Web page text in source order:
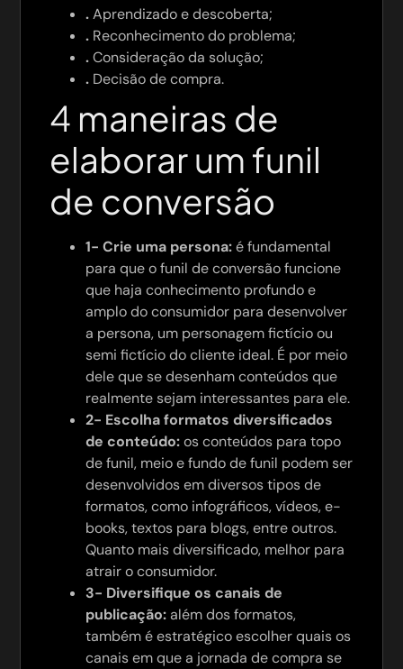
.Aprendizado e descoberta;
. Reconhecimento do problema;
.Consideração da solução;
. Decisão de compra.
4 maneiras de
elaborar um funil
de conversão
1- Crie uma persona:é fundamental
para que o funil de conversão funcione
que haja conhecimento profundo e
amplo do consumidor para desenvolver
a persona, um personagem fictício ou
semi fictício do cliente ideal. É por meio
dele que se desenham conteúdos que
realmente sejam interessantes para ele.
2- Escolha formatos diversificados
de conteúdo:os conteúdos para topo
de funil, meio e fundo de funil podem ser
desenvolvidos em diversos tipos de
formatos, como infográficos, vídeos, e-
books, textos para blogs, entre outros.
Quanto mais diversificado, melhor para
atrair o consumidor.
3- Diversifique os canais de
publicação:além dos formatos,
também é estratégico escolher quais os
canais em que a jornada de compra se